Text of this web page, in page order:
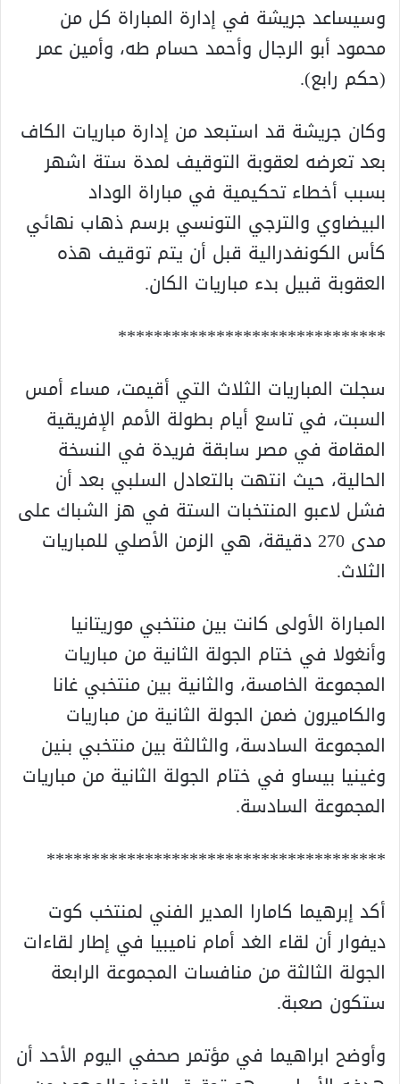
وسيساعد جريشة في إدارة المباراة كل من
محمود أبو الرجال وأحمد حسام طه، وأمين عمر
(حكم رابع).
وكان جريشة قد استبعد من إدارة مباريات الكاف
بعد تعرضه لعقوبة التوقيف لمدة ستة اشهر
بسبب أخطاء تحكيمية في مباراة الوداد
البيضاوي والترجي التونسي برسم ذهاب نهائي
كأس الكونفدرالية قبل أن يتم توقيف هذه
العقوبة قبيل بدء مباريات الكان.
******************************
سجلت المباريات الثلاث التي أقيمت، مساء أمس
السبت، في تاسع أيام بطولة الأمم الإفريقية
المقامة في مصر سابقة فريدة في النسخة
الحالية، حيث انتهت بالتعادل السلبي بعد أن
فشل لاعبو المنتخبات الستة في هز الشباك على
مدى 270 دقيقة، هي الزمن الأصلي للمباريات
الثلاث.
المباراة الأولى كانت بين منتخبي موريتانيا
وأنغولا في ختام الجولة الثانية من مباريات
المجموعة الخامسة، والثانية بين منتخبي غانا
والكاميرون ضمن الجولة الثانية من مباريات
المجموعة السادسة، والثالثة بين منتخبي بنين
وغينيا بيساو في ختام الجولة الثانية من مباريات
المجموعة السادسة.
**************************************
أكد إبرهيما كامارا المدير الفني لمنتخب كوت
ديفوار أن لقاء الغد أمام ناميبيا في إطار لقاءات
الجولة الثالثة من منافسات المجموعة الرابعة
ستكون صعبة.
وأوضح ابراهيما في مؤتمر صحفي اليوم الأحد أن